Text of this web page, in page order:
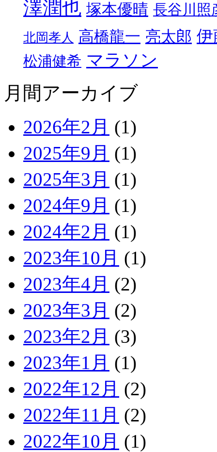
澤潤也 塚本優晴 長谷川照
北岡孝人 高橋龍一 亮太郎 伊
松浦健希 マラソン
月間アーカイブ
2026年2月 (1)
2025年9月 (1)
2025年3月 (1)
2024年9月 (1)
2024年2月 (1)
2023年10月 (1)
2023年4月 (2)
2023年3月 (2)
2023年2月 (3)
2023年1月 (1)
2022年12月 (2)
2022年11月 (2)
2022年10月 (1)